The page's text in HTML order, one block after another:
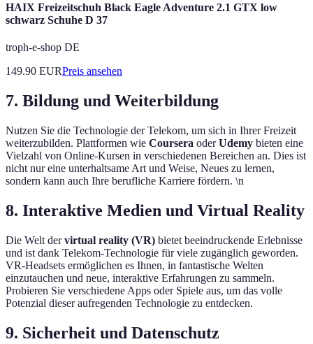
HAIX Freizeitschuh Black Eagle Adventure 2.1 GTX low
schwarz Schuhe D 37
troph-e-shop DE
149.90 EURPreis ansehen
7. Bildung und Weiterbildung
Nutzen Sie die Technologie der Telekom, um sich in Ihrer Freizeit
weiterzubilden. Plattformen wie Coursera oderUdemy bieten eine
Vielzahl von Online-Kursen in verschiedenen Bereichen an. Dies ist
nicht nur eine unterhaltsame Art und Weise, Neues zu lernen,
sondern kann auch Ihre berufliche Karriere fördern. \n
8. Interaktive Medien und Virtual Reality
Die Welt dervirtual reality (VR) bietet beeindruckende Erlebnisse
und ist dank Telekom-Technologie für viele zugänglich geworden.
VR-Headsets ermöglichen es Ihnen, in fantastische Welten
einzutauchen und neue, interaktive Erfahrungen zu sammeln.
Probieren Sie verschiedene Apps oder Spiele aus, um das volle
Potenzial dieser aufregenden Technologie zu entdecken.
9. Sicherheit und Datenschutz